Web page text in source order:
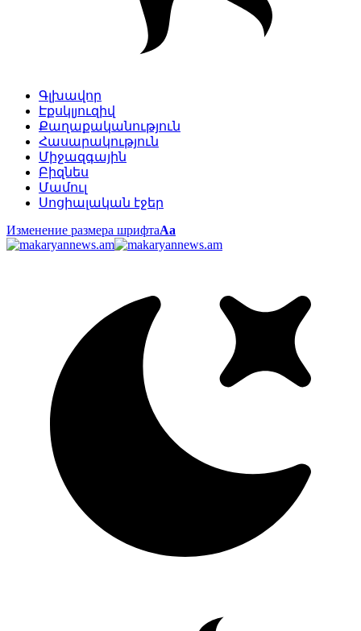
Գլխավոր
Էքսկլյուզիվ
Քաղաքականություն
Հասարակություն
Միջազգային
Բիզնես
Մամուլ
Սոցիալական էջեր
Изменение размера шрифтаАа